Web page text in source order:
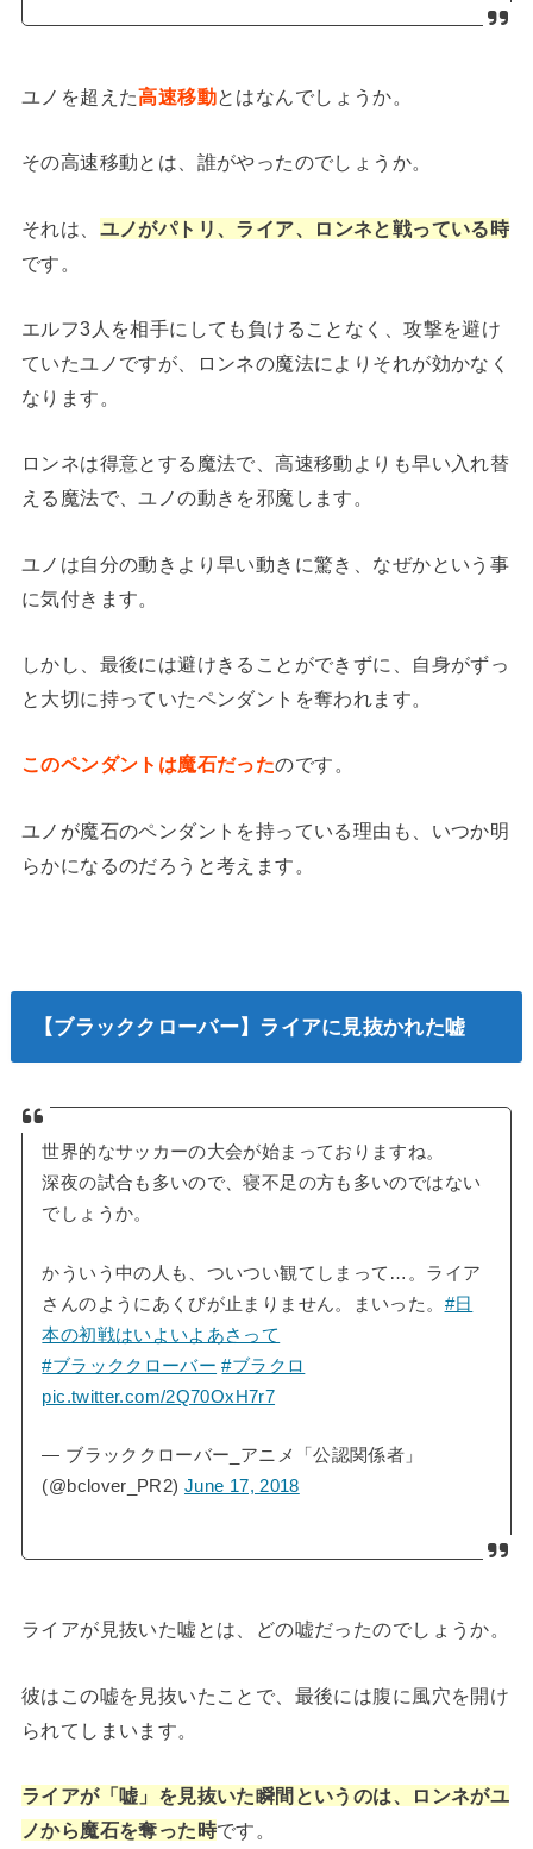
ユノを超えた高速移動とはなんでしょうか。
その高速移動とは、誰がやったのでしょうか。
それは、 ユノがパトリ、ライア、ロンネと戦っている時
です。
エルフ3人を相手にしても負けることなく、攻撃を避け
ていたユノですが、ロンネの魔法によりそれが効かなく
なります。
ロンネは得意とする魔法で、高速移動よりも早い入れ替
える魔法で、ユノの動きを邪魔します。
ユノは自分の動きより早い動きに驚き、なぜかという事
に気付きます。
しかし、最後には避けきることができずに、自身がずっ
と大切に持っていたペンダントを奪われます。
このペンダントは魔石だったのです。
ユノが魔石のペンダントを持っている理由も、いつか明
らかになるのだろうと考えます。
【ブラッククローバー】ライアに見抜かれた嘘
世界的なサッカーの大会が始まっておりますね。
深夜の試合も多いので、寝不足の方も多いのではない
でしょうか。
かういう中の人も、ついつい観てしまって…。ライア
さんのようにあくびが止まりません。まいった。 #日
本の初戦はいよいよあさって
#ブラッククローバー #ブラクロ
pic.twitter.com/2Q70OxH7r7
— ブラッククローバー_アニメ「公認関係者」
(@bclover_PR2) June 17, 2018
ライアが見抜いた嘘とは、どの嘘だったのでしょうか。
彼はこの嘘を見抜いたことで、最後には腹に風穴を開け
られてしまいます。
ライアが「嘘」を見抜いた瞬間というのは、ロンネがユ
ノから魔石を奪った時です。